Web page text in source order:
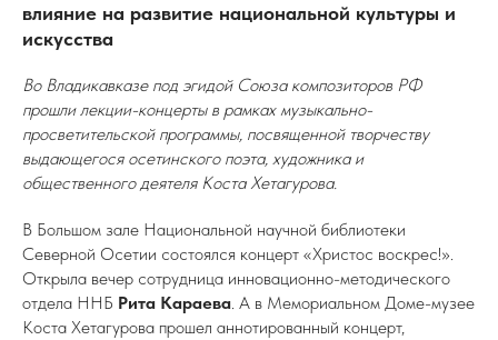
влияние на развитие национальной культуры и
искусства
Во Владикавказе под эгидой Союза композиторов РФ
прошли лекции-концерты в рамках музыкально-
просветительской программы, посвященной творчеству
выдающегося осетинского поэта, художника и
общественного деятеля Коста Хетагурова.
В Большом зале Национальной научной библиотеки
Северной Осетии состоялся концерт «Христос воскрес!».
Открыла вечер сотрудница инновационно-методического
отдела ННБ Рита Караева. А в Мемориальном Доме-музее
Коста Хетагурова прошел аннотированный концерт,